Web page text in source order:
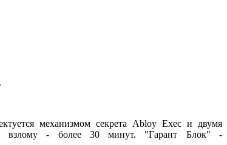
механизмом секрета Abloy Exec и двумя
к взлому - более 30 минут. "Гарант Блок" -